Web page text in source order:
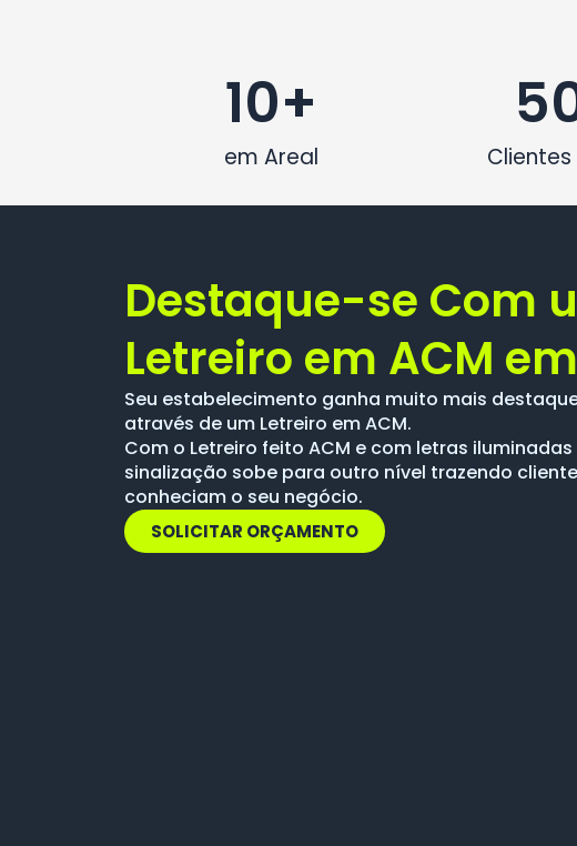
em Areal
10+
Destaque-se Com
Letreiro em ACM
Seu estabelecimento ganha muito mais
através de um Letreiro em ACM.
Com o Letreiro feito ACM e com letras
sinalização sobe para outro nível trazendo
conheciam o seu negócio.
SOLICITAR ORÇAMENTO